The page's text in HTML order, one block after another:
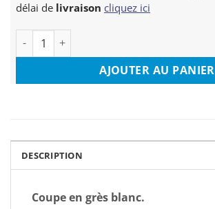
délai de livraison cliquez ici
quantité de Coupe Baobab
AJOUTER AU PANIER
DESCRIPTION
Coupe en grès blanc.